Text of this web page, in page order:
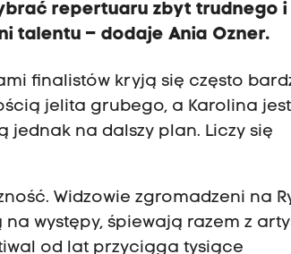
repertuaru zbyt trudnego i
talentu – dodaje Ania Ozner.
finalistów kryją się często
jelita grubego, a Karolina jest
jednak na dalszy plan. Liczy się
Widzowie zgromadzeni na
występy, śpiewają razem z
od lat przyciąga tysiące